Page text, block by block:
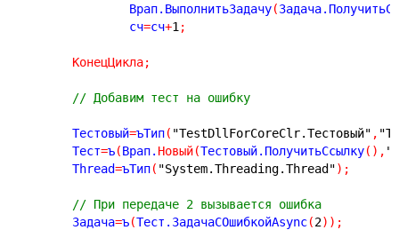
		Врап.ВыполнитьЗадачу
(
		сч
=сч+1 ;
КонецЦикла;
// Добавим тест на ошибку
	Тестовый
=ъТип( "TestDllForCoreClr.Тестовый" ,
	Тест
=ъ(Врап. Новый(Тестовый.ПолучитьСсылку( ) , "
        Thread
=ъТип( "System.Threading.Thread") ;
// При передаче 2 вызывается ошибка
	Задача
=ъ(Тест.ЗадачаСОшибкойAsync(2) ) ;